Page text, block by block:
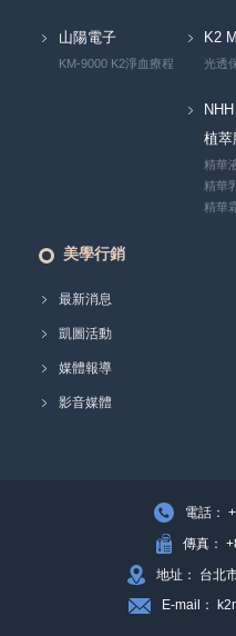
山陽電子
KM-9000 K2淨血療程
K2
光透
NHH
植萃
精華
精華乳
精華
美學行銷
最新消息
凱圖活動
媒體報導
影音媒體
電話：
傳真：
地址： 台北
E-mail：